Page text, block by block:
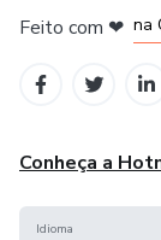
Feito com ❤ na
Conheça a
Idioma